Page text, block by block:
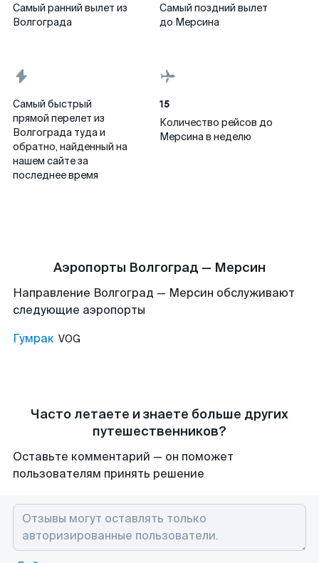
Самый ранний вылет из
Волгограда
Самый поздний вылет
до Мерсина
Самый быстрый
прямой перелет из
Волгограда туда и
обратно, найденный на
нашем сайте за
последнее время
15
Количество рейсов до
Мерсина в неделю
Аэропорты Волгоград — Мерсин
Направление Волгоград — Мерсин обслуживают
следующие аэропорты
Гумрак VOG
Часто летаете и знаете больше других
путешественников?
Оставьте комментарий — он поможет
пользователям принять решение